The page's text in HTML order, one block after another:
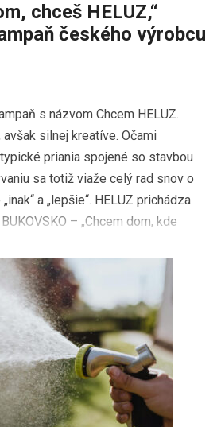
chceš HELUZ,“
českého výrobcu
s názvom Chcem HELUZ.
avšak silnej kreatíve. Očami
priania spojené so stavbou
sa totiž viaže celý rad snov o
a „lepšie“. HELUZ prichádza
– „Chcem dom, kde